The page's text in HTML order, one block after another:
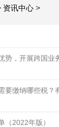
资讯中心 >
势，开展跨国业
要缴纳哪些税？
（2022年版）